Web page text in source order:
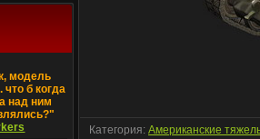
модель
что б когда
над ним
Категория: Американские